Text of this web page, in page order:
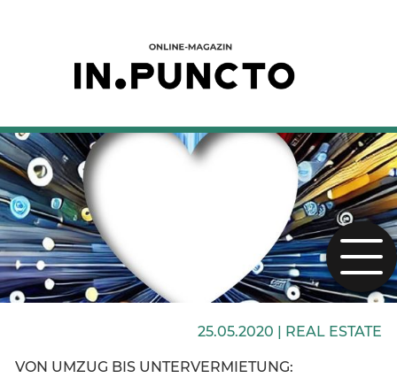
25.05.2020 | REAL ESTATE
VON UMZUG BIS UNTERVERMIETUNG: